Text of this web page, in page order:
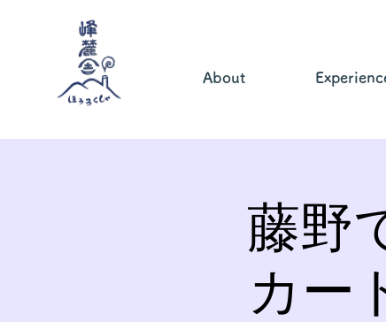
About
藤野
カー